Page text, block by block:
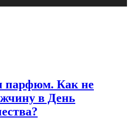
парфюм. Как не
в День